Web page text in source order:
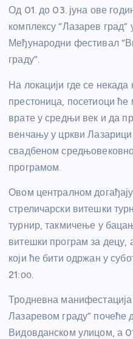
Од 01. до 03. јуна ове
комплексу “Лазарев
Међународни фестивал
граду”.
На локацији где се
престоница, посетиоци
врате у средњи век и да
венчању у цркви
свадбеном
програмом.
Овом централном
стреличарски витешки
турнир, такмичење у
витешки програм за децу,
који ће бити одржан у
21:оо.
Тродневна
Лазаревом граду” почеће
Видовданском улицом, а